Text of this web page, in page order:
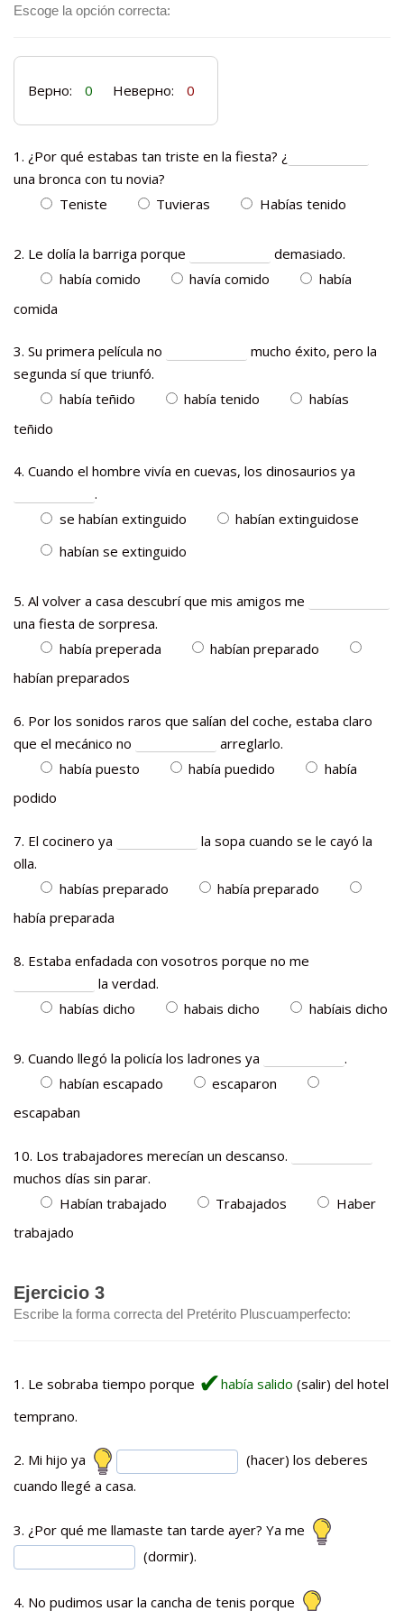
Escoge la opción correcta:
Верно: 0 Неверно: 0
1. ¿Por qué estabas tan triste en la fiesta? ¿
una bronca con tu novia?
Teniste
Tuvieras Habías tenido
2. Le dolía la barriga porque
demasiado.
había comido
havía comido
había
comida
3. Su primera película no
mucho éxito, pero la
segunda sí que triunfó.
había teñido
había tenido
habías
teñido
4. Cuando el hombre vivía en cuevas, los dinosaurios ya
.
se habían extinguido
habían extinguidose
habían se extinguido
5. Al volver a casa descubrí que mis amigos me
una fiesta de sorpresa.
había preperada
habían preparado
habían preparados
6. Por los sonidos raros que salían del coche, estaba claro
que el mecánico no
arreglarlo.
había puesto
había puedido
había
podido
7. El cocinero ya
la sopa cuando se le cayó la
olla.
habías preparado
había preparado
había preparada
8. Estaba enfadada con vosotros porque no me
la verdad.
habías dicho
habais dicho habíais dicho
9. Cuando llegó la policía los ladrones ya
.
habían escapado
escaparon
escapaban
10. Los trabajadores merecían un descanso.
muchos días sin parar.
Habían trabajado
Trabajados
Haber
trabajado
Ejercicio 3
Escribe la forma correcta del Pretérito Pluscuamperfecto:
1. Le sobraba tiempo porque había salido (salir) del hotel
temprano.
2. Mi hijo ya
(hacer) los deberes
cuando llegé a casa.
3. ¿Por qué me llamaste tan tarde ayer? Ya me
(dormir).
4. No pudimos usar la cancha de tenis porque